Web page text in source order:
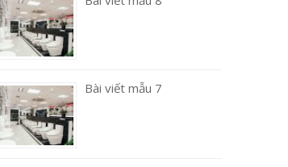
Bài viết mẫu 7